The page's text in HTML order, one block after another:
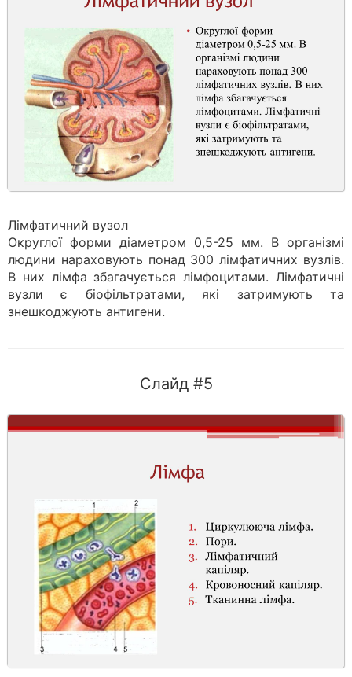
Лімфатичний вузол
Округлої форми діаметром 0,5-25 мм. В організмі
людини нараховують понад 300 лімфатичних вузлів.
В них лімфа збагачується лімфоцитами. Лімфатичні
вузли є біофільтратами, які затримують та
знешкоджують антигени.
Слайд #5